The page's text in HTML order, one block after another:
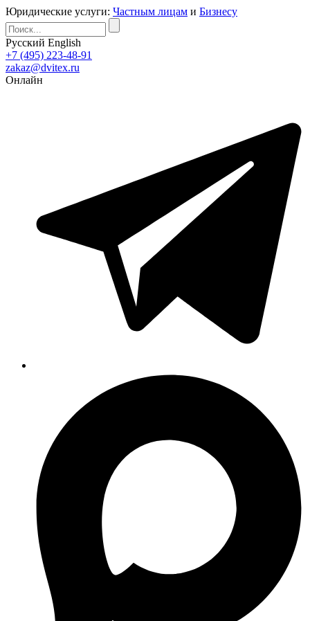
Юридические услуги: Частным лицам и Бизнесу
Русский English
+7 (495) 223-48-91
zakaz@dvitex.ru
Онлайн